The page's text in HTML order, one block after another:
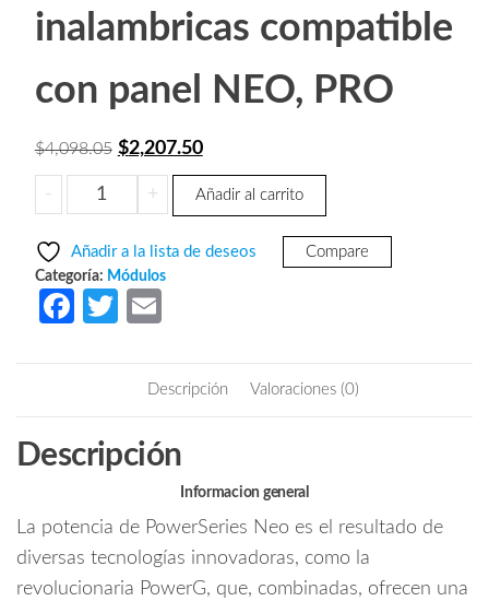
inalambricas compatible
con panel NEO, PRO
$4,098.05 El
precio
original
$4,098.05.
$2,207.50El
precio
$2,207.50.
-
HSM2HOST9
Módulo
Transceptor
Power
soporta
inalambricas
compatible
con
+ Añadir al carrito
Añadir a la lista de deseos Compare
Categoría: Módulos
Fa
o
T
itt
ail
Descripción Valoraciones (0)
Descripción
Informacion general
La potencia de PowerSeries Neo es el resultado de
diversas tecnologías innovadoras, como la
revolucionaria PowerG, que, combinadas, ofrecen una